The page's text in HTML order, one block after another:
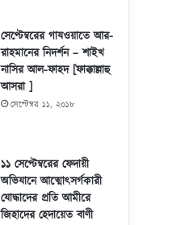
সেপ্টেম্বরের গাযওয়াতে আর-
রাহমানের নিদর্শন – শাইখ
নাসির আল-ফাহদ [ফাক্কাল্লাহু
আসরা ]
সেপ্টেম্বর ১১, ২০১৮
১১ সেপ্টেম্বরের ফেদায়ী
অভিযানে আত্মোৎসর্গকারী
যোদ্ধাদের প্রতি আমীরে
জিহাদের হেদায়েত বাণী